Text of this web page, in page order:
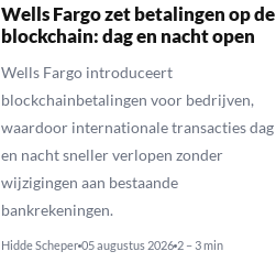
Wells Fargo zet betalingen op de
blockchain: dag en nacht open
Wells Fargo introduceert
blockchainbetalingen voor bedrijven,
waardoor internationale transacties dag
en nacht sneller verlopen zonder
wijzigingen aan bestaande
bankrekeningen.
Hidde Scheper 05 augustus 2026 2 – 3 min